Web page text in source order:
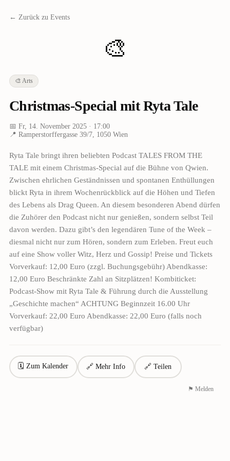
← Zurück zu Events
🎨
🎨 Arts
Christmas-Special mit Ryta Tale
📅 Fr, 14. November 2025· 17:00
📍 Ramperstorffergasse 39/7, 1050 Wien
Ryta Tale bringt ihren beliebten Podcast TALES FROM THE
TALE mit einem Christmas-Special auf die Bühne von Qwien.
Zwischen ehrlichen Geständnissen und spontanen Enthüllungen
blickt Ryta in ihrem Wochenrückblick auf die Höhen und Tiefen
des Lebens als Drag Queen. An diesem besonderen Abend dürfen
die Zuhörer den Podcast nicht nur genießen, sondern selbst Teil
davon werden. Dazu gibt’s den legendären Tune of the Week –
diesmal nicht nur zum Hören, sondern zum Erleben. Freut euch
auf eine Show voller Witz, Herz und Gossip! Preise und Tickets
Vorverkauf: 12,00 Euro (zzgl. Buchungsgebühr) Abendkasse:
12,00 Euro Beschränkte Zahl an Sitzplätzen! Kombiticket:
Podcast-Show mit Ryta Tale & Führung durch die Ausstellung
„Geschichte machen“ ACHTUNG Beginnzeit 16.00 Uhr
Vorverkauf: 22,00 Euro Abendkasse: 22,00 Euro (falls noch
verfügbar)
🗓 Zum Kalender 🔗 Mehr Info 🔗 Teilen
⚑ Melden